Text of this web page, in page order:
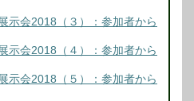
示会2018（３）：参加者から
示会2018（４）：参加者から
示会2018（５）：参加者から